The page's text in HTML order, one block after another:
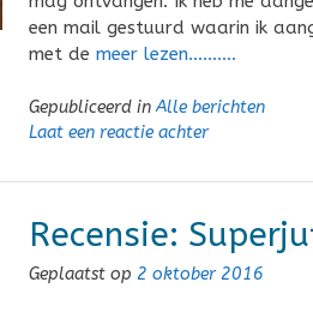
een mail gestuurd waarin ik
met de meer lezen……….
Gepubliceerd inAlle berichten
Laat een reactie achter
Recensie:
Geplaatst op 2 oktober 2016